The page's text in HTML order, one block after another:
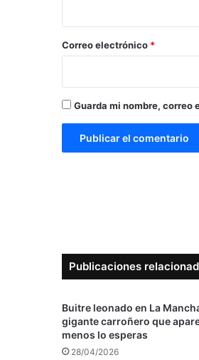
*
Correo electrónico *
Guarda mi nombre, correo
Publicaciones
Buitre leonado en La
gigante carroñero que
menos lo esperas
28/04/2026